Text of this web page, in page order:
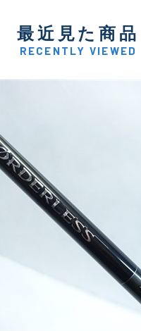
最近見た商品
RECENTLY VIEWED